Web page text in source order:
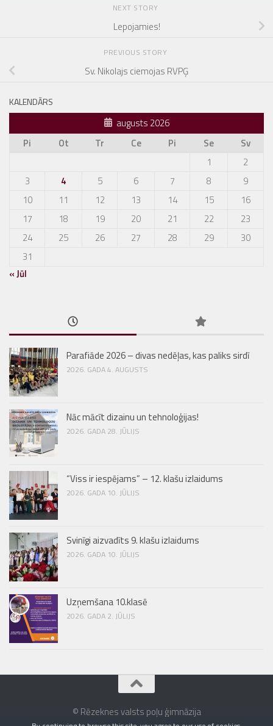
NEXT STORY
Lepojamies!
PREVIOUS STORY
Sv. Nikolajs ciemojas RVPĢ
KALENDĀRS
augusts 2026
Pi
Ot Tr Ce Pi Se
Sv
1
2
3
4 5 6 7 8
9
10
11 12 13 14 15
16
17
18 19 20 21 22
23
24
25 26 27 28 29
30
31
« Jūl
Parafiāde 2026 – divas nedēļas, kas paliks sirdī
2026. GADA 4. AUGUSTS
Nāc mācīt dizainu un tehnoloģijas!
2026. GADA 28. JŪLIJS
“Viss ir iespējams” – 12. klašu izlaidums
2026. GADA 10. JŪLIJS
Svinīgi aizvadīts 9. klašu izlaidums
2026. GADA 10. JŪLIJS
Uzņemšana 10.klasē
2026. GADA 2. JŪLIJS
© Rēzeknes valsts poļu ģimnāzija